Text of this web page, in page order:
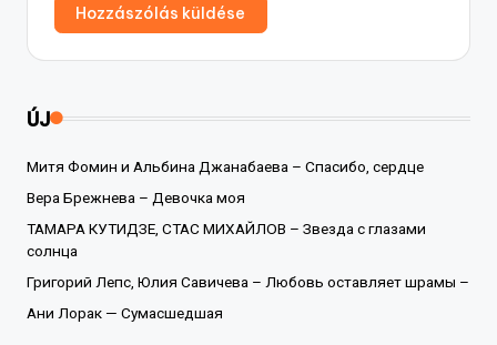
ÚJ
Митя Фомин и Альбина Джанабаева – Спасибо, сердце
Вера Брежнева – Девочка моя
ТАМАРА КУТИДЗЕ, СТАС МИХАЙЛОВ – Звезда с глазами
солнца
Григорий Лепс, Юлия Савичева – Любовь оставляет шрамы –
Ани Лорак — Сумасшедшая